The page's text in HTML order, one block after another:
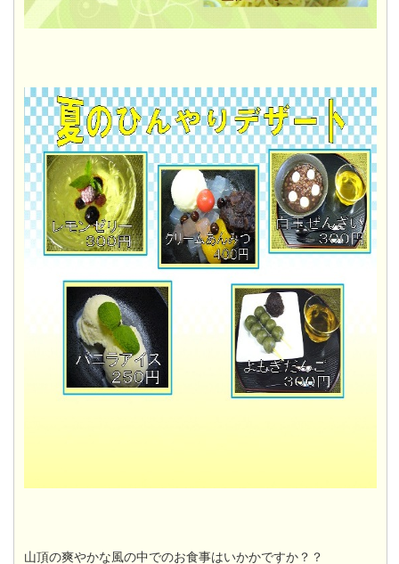
山頂の爽やかな風の中でのお食事はいかかですか？？